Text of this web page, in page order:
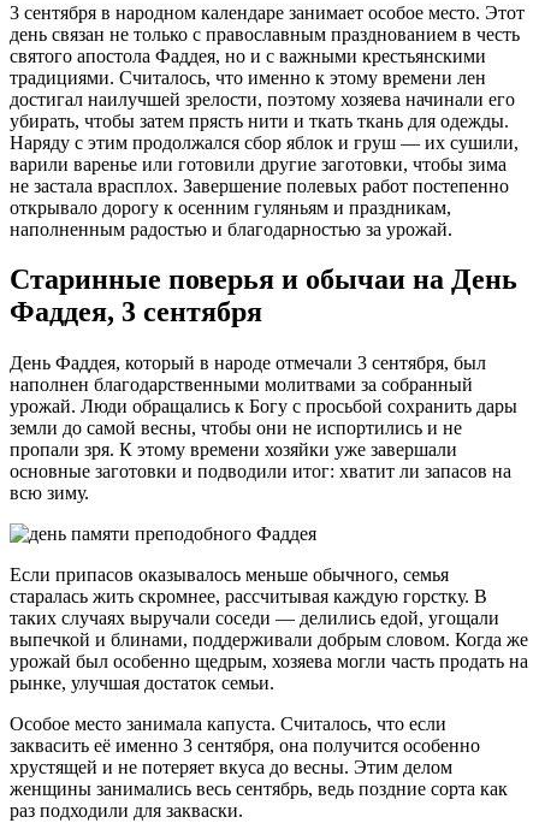
3 сентября в народном календаре занимает особое место. Этот
день связан не только с православным празднованием в честь
святого апостола Фаддея, но и с важными крестьянскими
традициями. Считалось, что именно к этому времени лен
достигал наилучшей зрелости, поэтому хозяева начинали его
убирать, чтобы затем прясть нити и ткать ткань для одежды.
Наряду с этим продолжался сбор яблок и груш — их сушили,
варили варенье или готовили другие заготовки, чтобы зима
не застала врасплох. Завершение полевых работ постепенно
открывало дорогу к осенним гуляньям и праздникам,
наполненным радостью и благодарностью за урожай.
Старинные поверья и обычаи на День
Фаддея, 3 сентября
День Фаддея, который в народе отмечали 3 сентября, был
наполнен благодарственными молитвами за собранный
урожай. Люди обращались к Богу с просьбой сохранить дары
земли до самой весны, чтобы они не испортились и не
пропали зря. К этому времени хозяйки уже завершали
основные заготовки и подводили итог: хватит ли запасов на
всю зиму.
Если припасов оказывалось меньше обычного, семья
старалась жить скромнее, рассчитывая каждую горстку. В
таких случаях выручали соседи — делились едой, угощали
выпечкой и блинами, поддерживали добрым словом. Когда же
урожай был особенно щедрым, хозяева могли часть продать на
рынке, улучшая достаток семьи.
Особое место занимала капуста. Считалось, что если
заквасить её именно 3 сентября, она получится особенно
хрустящей и не потеряет вкуса до весны. Этим делом
женщины занимались весь сентябрь, ведь поздние сорта как
раз подходили для закваски.